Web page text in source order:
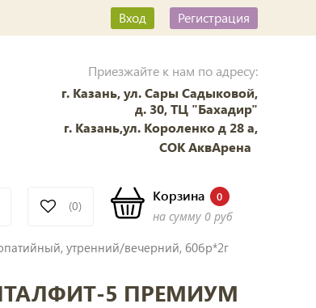
Вход Регистрация
Приезжайте к нам по адресу:
г. Казань, ул. Сары Садыковой,
д. 30, ТЦ "Бахадир"
г. Казань,ул. Короленко д 28 а,
СОК АквАрена
(0)
Корзина 0
на сумму 0 руб
утренний/вечерний, 60бр*2г
5 ПРЕМИУМ